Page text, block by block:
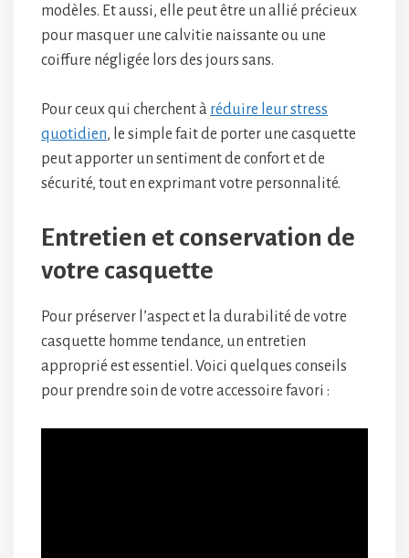
modèles. Et aussi, elle peut être un allié précieux
pour masquer une calvitie naissante ou une
coiffure négligée lors des jours sans.
Pour ceux qui cherchent à réduire leur stress
quotidien, le simple fait de porter une casquette
peut apporter un sentiment de confort et de
sécurité, tout en exprimant votre personnalité.
Entretien et conservation de
votre casquette
Pour préserver l’aspect et la durabilité de votre
casquette homme tendance, un entretien
approprié est essentiel. Voici quelques conseils
pour prendre soin de votre accessoire favori :